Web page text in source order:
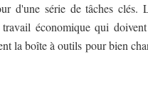
d'une série de tâches clés.
économique qui
la boîte à outils pour bien